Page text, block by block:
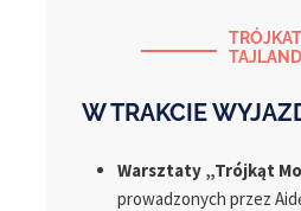
W TRAKCIE
Warsztaty „Trójkąt
prowadzonych przez